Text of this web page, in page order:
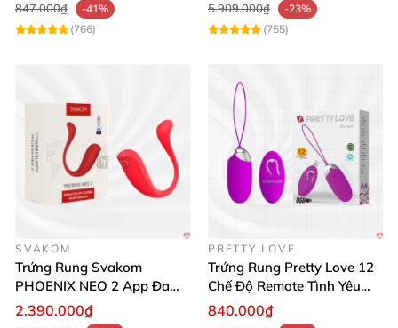
847.000₫
-41%
(766)
5.909.000₫
-23%
(755)
SVAKOM
Trứng Rung Svakom
PHOENIX NEO 2 App Đa
Chức Năng Hấp Dẫn
2.390.000₫
PRETTY LOVE
Trứng Rung Pretty Love 12
Chế Độ Remote Tình Yêu
Kích Thích
840.000₫